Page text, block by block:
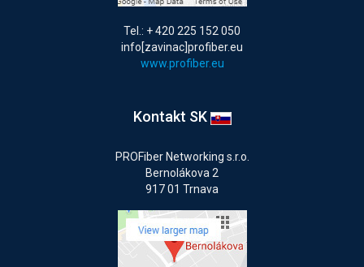
Tel.: + 420 225 152 050
info[zavinac]profiber.eu
www.profiber.eu
Kontakt SK
PROFiber Networking s.r.o.
Bernolákova 2
917 01 Trnava